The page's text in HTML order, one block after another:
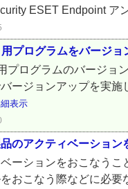
ESET Endpoint
プログラムをバージョ
プログラムのバージョ
ージョンアップを実
表示
のアクティベーション
ーションをおこなう
おこなう際などに必